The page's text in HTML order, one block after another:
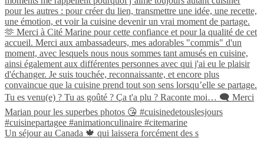
Un séjour au Canada 🍁 qui laissera forcément des s